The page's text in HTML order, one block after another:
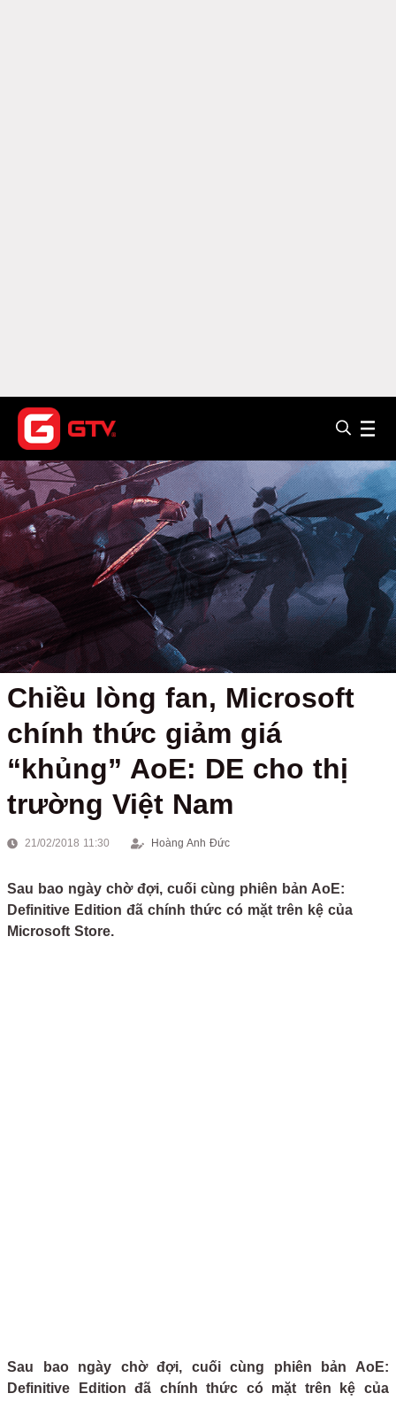
Chiều lòng fan, Microsoft
chính thức giảm giá
“khủng” AoE: DE cho thị
trường Việt Nam
21/02/2018 11:30 Hoàng Anh Đức
Sau bao ngày chờ đợi, cuối cùng phiên bản AoE:
Definitive Edition đã chính thức có mặt trên kệ của
Microsoft Store.
Sau bao ngày chờ đợi, cuối cùng phiên bản AoE:
Definitive Edition đã chính thức có mặt trên kệ của